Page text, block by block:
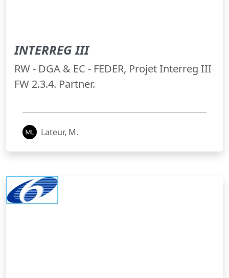
INTERREG III
RW - DGA & EC - FEDER, Projet Interreg III
FW 2.3.4. Partner.
Lateur, M.